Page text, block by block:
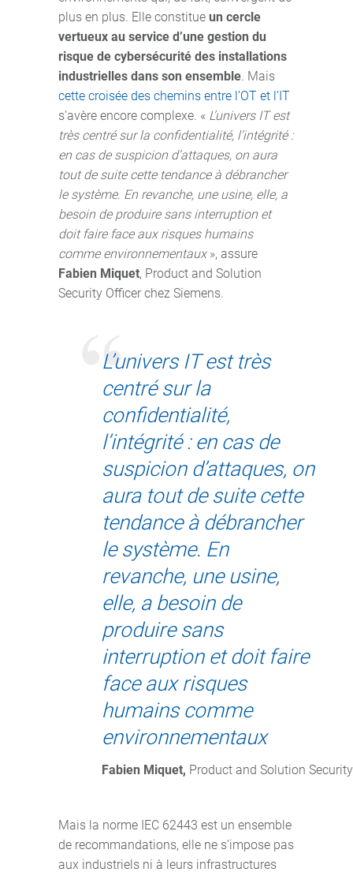
plus en plus. Elle constitue un cercle
vertueux au service d’une gestion du
risque de cybersécurité des installations
industrielles dans son ensemble. Mais
cette croisée des chemins entre l’OT et l’IT
s’avère encore complexe. « L’univers IT est
très centré sur la confidentialité, l’intégrité :
en cas de suspicion d’attaques, on aura
tout de suite cette tendance à débrancher
le système. En revanche, une usine, elle, a
besoin de produire sans interruption et
doit faire face aux risques humains
comme environnementaux», assure
Fabien Miquet, Product and Solution
Security Officer chez Siemens.
L’univers IT est très
centré sur la
confidentialité,
l’intégrité : en cas de
suspicion d’attaques, on
aura tout de suite cette
tendance à débrancher
le système. En
revanche, une usine,
elle, a besoin de
produire sans
interruption et doit faire
face aux risques
humains comme
environnementaux
Fabien Miquet, Product and Solution
Mais la norme IEC 62443 est un ensemble
de recommandations, elle ne s’impose pas
aux industriels ni à leurs infrastructures